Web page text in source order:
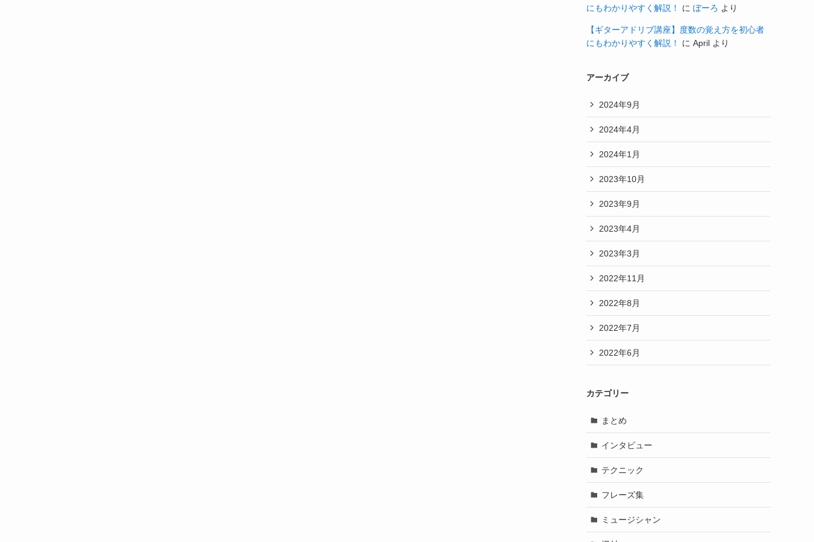
にもわかりやすく解説！ に ぼーろ より
【ギターアドリブ講座】度数の覚え方を初心者
にもわかりやすく解説！
に April より
アーカイブ
2024年9月
2024年4月
2024年1月
2023年10月
2023年9月
2023年4月
2023年3月
2022年11月
2022年8月
2022年7月
2022年6月
カテゴリー
まとめ
インタビュー
テクニック
フレーズ集
ミュージシャン